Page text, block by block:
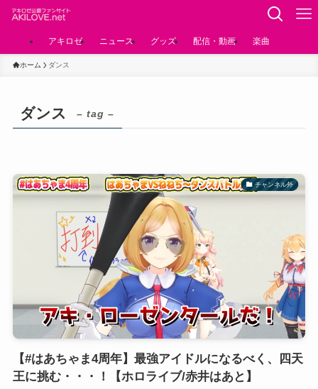
アキロゼ ニュース グッズ 配信・動画 楽曲
ホーム ダンス
ダンス – tag –
チャンネル外
【#はあちゃま4周年】最強アイドルになるべく、四天
王に挑む・・・！【ホロライブ/赤井はあと】